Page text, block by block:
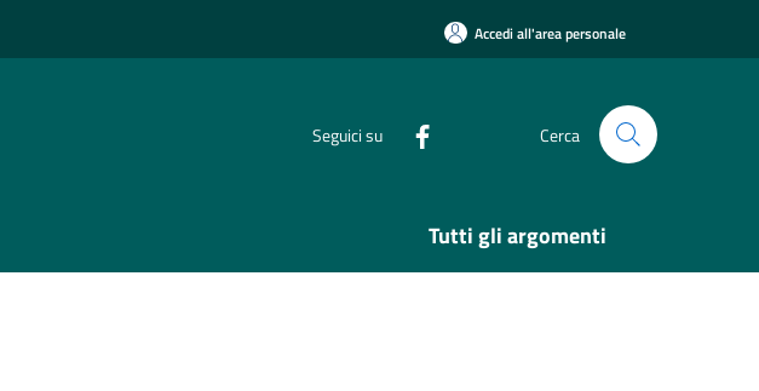
Accedi all'area personale
Seguici su Cerca
Tutti gli argomenti